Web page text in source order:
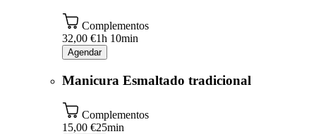
Complementos
32,00 €1h 10min
Agendar
Manicura Esmaltado tradicional
Complementos
15,00 €25min